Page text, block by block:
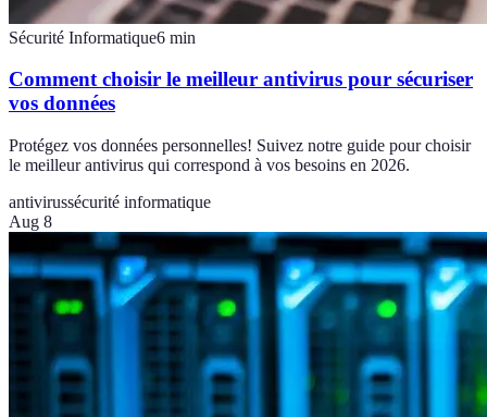
Sécurité Informatique6 min
Comment choisir le meilleur antivirus pour sécuriser
vos données
Protégez vos données personnelles! Suivez notre guide pour choisir
le meilleur antivirus qui correspond à vos besoins en 2026.
antivirussécurité informatique
Aug 8